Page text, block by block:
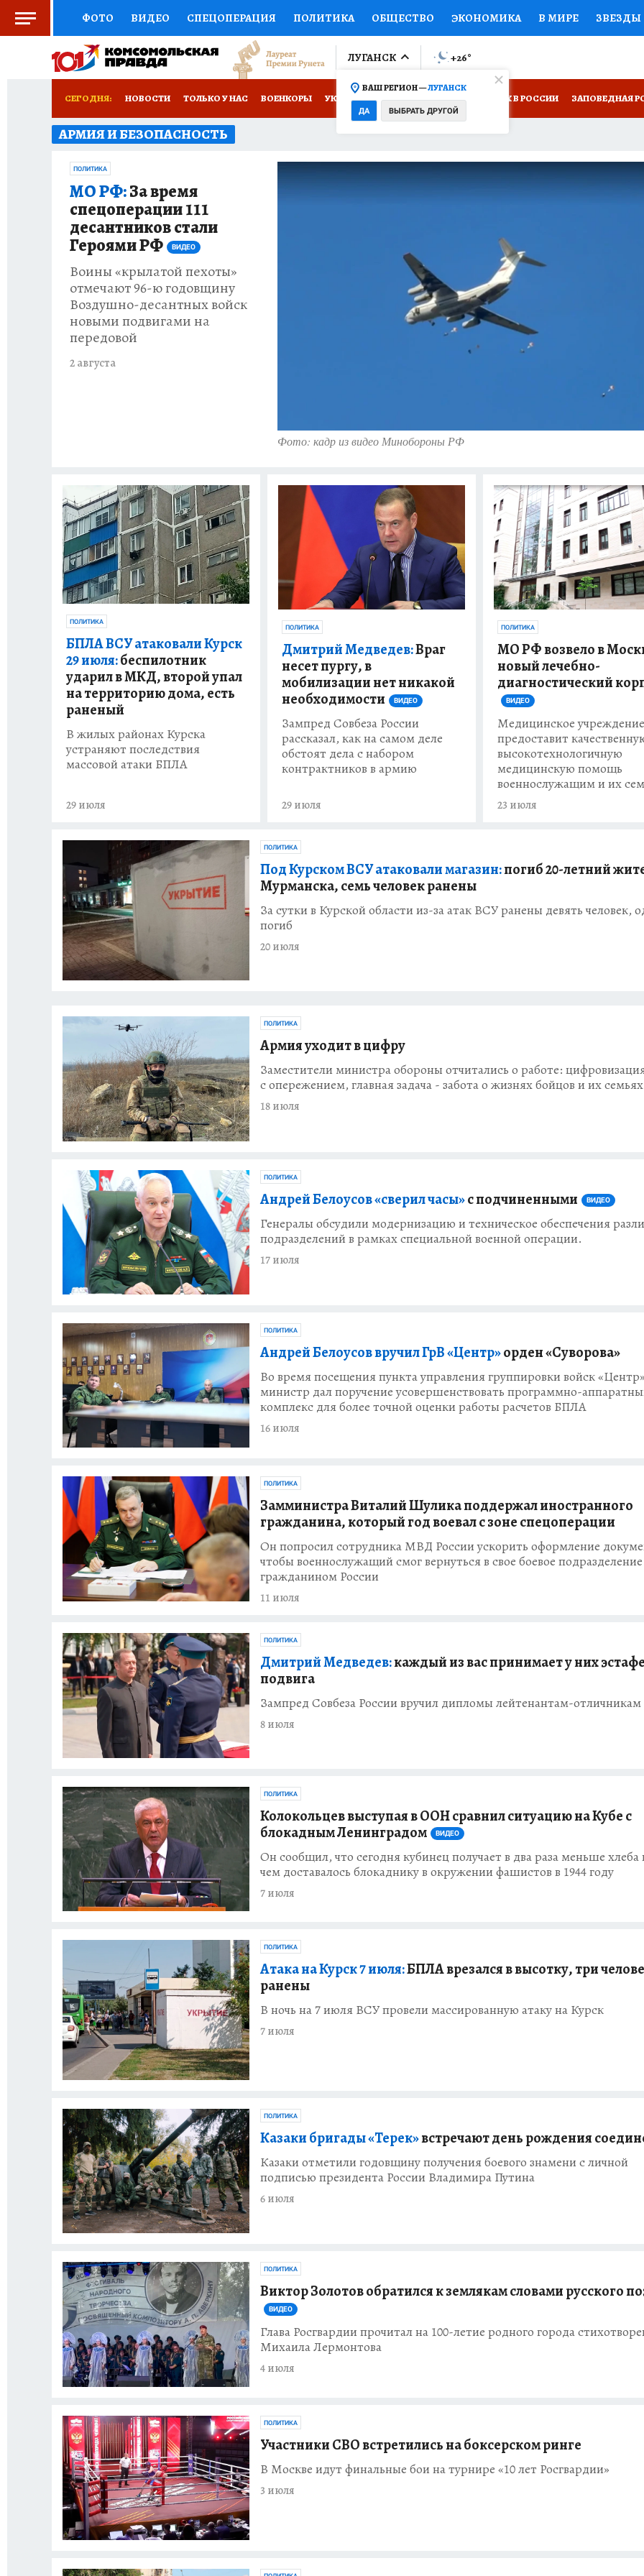
ФОТО ВИДЕО СПЕЦОПЕРАЦИЯ ПОЛИТИКА ОБЩЕСТВО ЭКОНОМИКА В МИРЕ ЗВЕЗДЫ
СОЦПОДДЕРЖКА НАУКА СПОРТ КОЛУМНИСТЫ ПРОИСШЕСТВИЯ НАЦИОНАЛЬНЫЕ
ОТКРЫВАЕМ МИР Я ЗНАЮ
КНИЖНАЯ ПОЛКА ПРОГНОЗЫ НА СПОРТ ПРОМОКОДЫ СЕРИАЛЫ
ПРЕСС-ЦЕНТР ТЕЛЕВИЗОР КОЛЛЕКЦИИ КОНКУРСЫ РАБОТА У НАС
РАДИО КП РЕКЛАМА
ЛУГАНСК
ВАШ РЕГИОН —ЛУГАНСК
ДА ВЫБРАТЬ ДРУГОЙ
+26°
СЕГОДНЯ: НОВОСТИ ТОЛЬКО У НАС ВОЕНКОРЫ УКРАИНА: СВОДКА КП В МАХ ОТДЫХ В РОССИИ ЗАПОВЕДНАЯ
ИСПЫТАНО НА СЕБЕ
АРМИЯ И БЕЗОПАСНОСТЬ
Фото: кадр из видео Минобороны РФ
ПОЛИТИКА
МО РФ:За время
спецоперации 111
десантников стали
Героями РФ ВИДЕО
Воины «крылатой пехоты»
отмечают 96-ю годовщину
Воздушно-десантных войск
новыми подвигами на
передовой
2 августа
ПОЛИТИКА
БПЛА ВСУ атаковали Курск
29 июля:беспилотник
ударил в МКД, второй упал
на территорию дома, есть
раненый
В жилых районах Курска
устраняют последствия
массовой атаки БПЛА
29 июля
ПОЛИТИКА
Дмитрий Медведев:Враг
несет пургу, в
мобилизации нет никакой
необходимости
ВИДЕО
Зампред Совбеза России
рассказал, как на самом деле
обстоят дела с набором
контрактников в армию
29 июля
ПОЛИТИКА
МО РФ возвело в
новый лечебно-
диагностический
ВИДЕО
Медицинское учреждение
предоставит
высокотехнологичную
медицинскую помощь
военнослужащим и их
23 июля
ПОЛИТИКА
Под Курском ВСУ атаковали магазин:погиб 20-летний
Мурманска, семь человек ранены
За сутки в Курской области из-за атак ВСУ ранены девять человек,
погиб
20 июля
ПОЛИТИКА
Армия уходит в цифру
Заместители министра обороны отчитались о работе:
с опережением, главная задача - забота о жизнях бойцов и их семьях
18 июля
ПОЛИТИКА
Андрей Белоусов «сверил часы»с подчиненными ВИДЕО
Генералы обсудили модернизацию и техническое обеспечения
подразделений в рамках специальной военной операции.
17 июля
ПОЛИТИКА
Андрей Белоусов вручил ГрВ «Центр»орден «Суворова»
Во время посещения пункта управления группировки войск «Центр»
министр дал поручение усовершенствовать программно-
комплекс для более точной оценки работы расчетов БПЛА
16 июля
ПОЛИТИКА
Замминистра Виталий Шулика поддержал иностранного
гражданина, который год воевал с зоне спецоперации
Он попросил сотрудника МВД России ускорить оформление
чтобы военнослужащий смог вернуться в свое боевое подразделение
гражданином России
11 июля
ПОЛИТИКА
Дмитрий Медведев:каждый из вас принимает у них
подвига
Зампред Совбеза России вручил дипломы лейтенантам-отличникам
8 июля
ПОЛИТИКА
Колокольцев выступая в ООН сравнил ситуацию на Кубе с
блокадным Ленинградом
ВИДЕО
Он сообщил, что сегодня кубинец получает в два раза меньше хлеба
чем доставалось блокаднику в окружении фашистов в 1944 году
7 июля
ПОЛИТИКА
Атака на Курск 7 июля:БПЛА врезался в высотку, три
ранены
В ночь на 7 июля ВСУ провели массированную атаку на Курск
7 июля
ПОЛИТИКА
Казаки бригады «Терек»встречают день рождения
Казаки отметили годовщину получения боевого знамени с личной
подписью президента России Владимира Путина
6 июля
ПОЛИТИКА
Виктор Золотов обратился к землякам словами русского
ВИДЕО
Глава Росгвардии прочитал на 100-летие родного города
Михаила Лермонтова
4 июля
ПОЛИТИКА
Участники СВО встретились на боксерском ринге
В Москве идут финальные бои на турнире «10 лет Росгвардии»
3 июля